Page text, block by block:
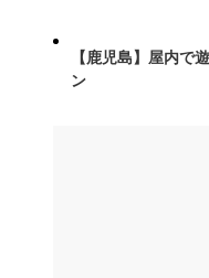
【鹿児島】屋内で
ン